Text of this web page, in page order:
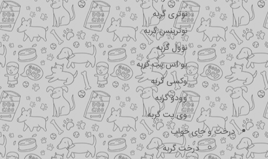
نوتری گربه
نوترینس گربه
نوول گربه
یو اس پت گربه
وکسی گربه
وودو گربه
وی پت گربه
درخت و جای خواب
درخت گربه